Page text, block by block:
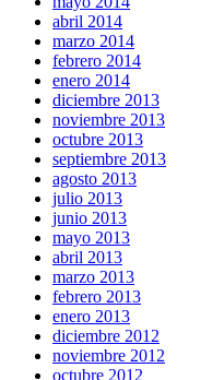
abril 2014
marzo 2014
febrero 2014
enero 2014
diciembre 2013
noviembre 2013
octubre 2013
septiembre 2013
agosto 2013
julio 2013
junio 2013
mayo 2013
abril 2013
marzo 2013
febrero 2013
enero 2013
diciembre 2012
noviembre 2012
octubre 2012